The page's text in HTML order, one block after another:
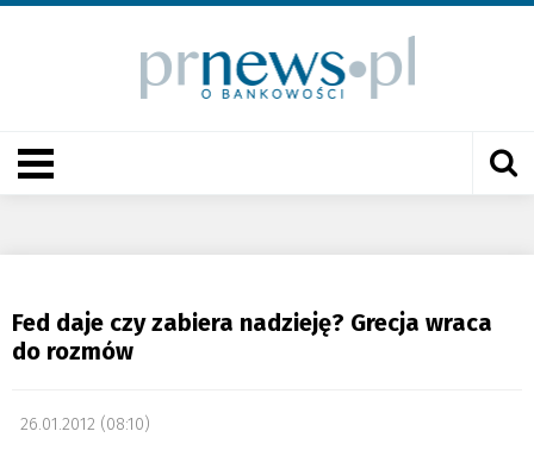
Fed daje czy zabiera nadzieję? Grecja wraca
do rozmów
26.01.2012 (08:10)